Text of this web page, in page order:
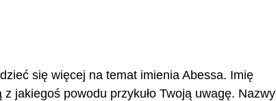
się więcej na temat imienia Abessa. Imię
jakiegoś powodu przykuło Twoją uwagę. Nazwy